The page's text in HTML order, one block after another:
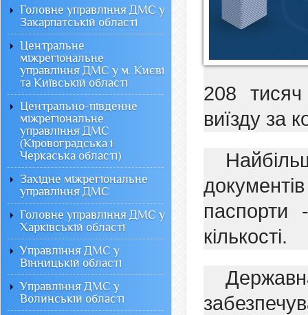
208
виїзду за
паспорти
кількості.
Головне управління ДМС у
Закарпатській області
Центральне
міжрегіональне
управління ДМС у м. Києві
та Київській області
Центрально-південне
міжрегіональне
управління ДМС
(Кіровоградська і
Черкаська області)
Західне міжрегіональне
управління ДМС
Головне управління ДМС у
Харківській області
Управління ДМС у
Вінницькій області
Управління ДМС у
Волинській області